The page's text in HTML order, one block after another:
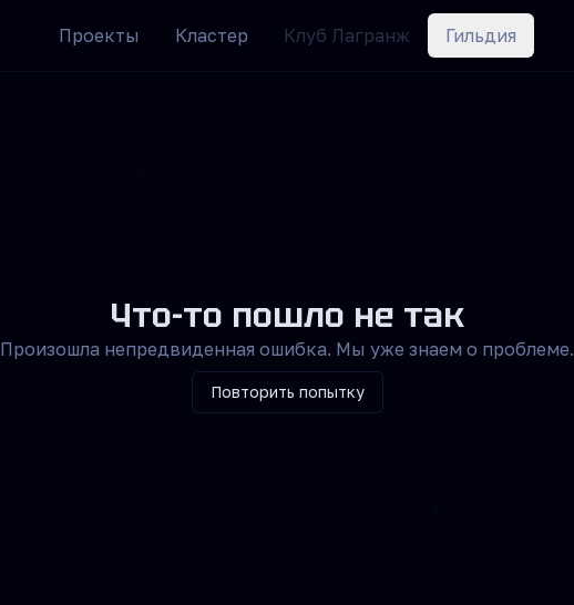
Проекты Кластер Клуб Лагранж Гильдия
Что-то пошло не так
Произошла непредвиденная ошибка. Мы уже знаем о проблеме.
Повторить попытку